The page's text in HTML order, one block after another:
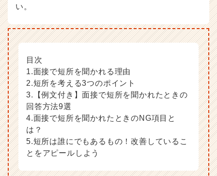
ャ
（C
h
e
C
r
e
い。
目次
1.面接で短所を聞かれる理由
2.短所を考える3つのポイント
3.【例文付き】面接で短所を聞かれたときの
回答方法9選
4.面接で短所を聞かれたときのNG項目と
は？
5.短所は誰にでもあるもの！改善しているこ
とをアピールしよう